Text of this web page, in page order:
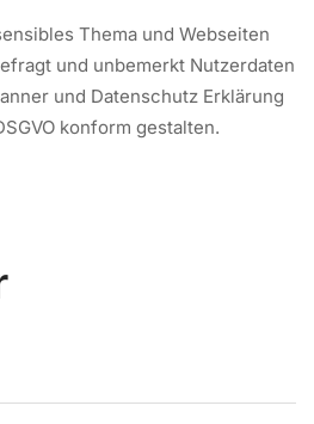
Thema und Webseiten
und unbemerkt Nutzerdaten
und Datenschutz Erklärung
konform gestalten.